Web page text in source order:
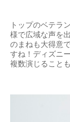
トップのベテラ
様で広域な声を
のまねも大得意
すね！ディズニ
複数演じること